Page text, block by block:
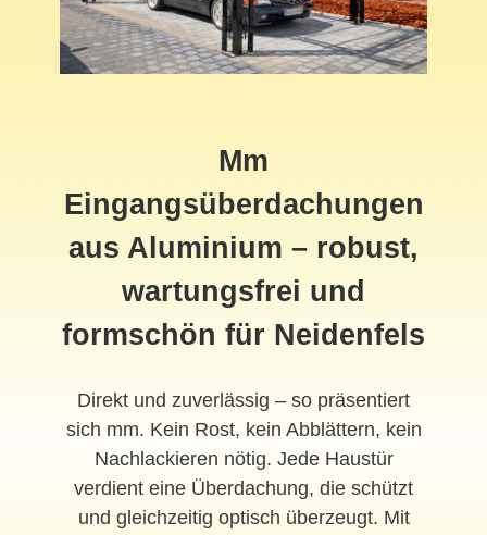
Mm
Eingangsüberdachungen
aus Aluminium – robust,
wartungsfrei und
formschön für Neidenfels
Direkt und zuverlässig – so präsentiert
sich mm. Kein Rost, kein Abblättern, kein
Nachlackieren nötig. Jede Haustür
verdient eine Überdachung, die schützt
und gleichzeitig optisch überzeugt. Mit